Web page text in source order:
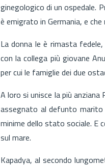
ginegologico di un ospedale.
è emigrato in Germania, e
La donna le è rimasta
con la collega più giovane
per cui le famiglie dei due
A loro si unisce la più anziana
assegnato al defunto marito
minime dello stato sociale. E
sul mare.
Kapadya, al secondo